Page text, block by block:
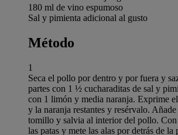
180 ml de vino espumoso
Sal y pimienta adicional al gusto
Método
1
Seca el pollo por dentro y por fuera y
partes con 1 ½ cucharaditas de sal y
con 1 limón y media naranja. Exprime
y la naranja restantes y resérvalo.
tomillo y salvia al interior del pollo. Con
las patas y mete las alas por detrás de la